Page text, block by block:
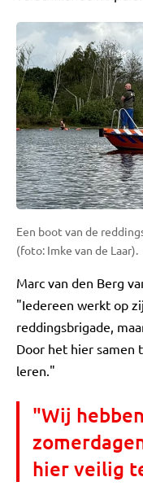
Een boot van de
(foto: Imke van de Laar).
Marc van den Berg
"Iedereen werkt op
reddingsbrigade,
Door het hier samen
leren."
"Wij
hier veilig